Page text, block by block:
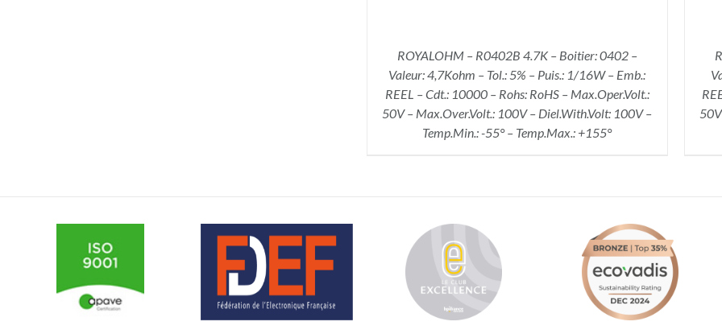
ROYALOHM – R0402B 4.7K – Boitier: 0402 –
Valeur: 4,7Kohm – Tol.: 5% – Puis.: 1/16W – Emb.:
REEL – Cdt.: 10000 – Rohs: RoHS – Max.Oper.Volt.:
50V – Max.Over.Volt.: 100V – Diel.With.Volt: 100V –
Temp.Min.: -55° – Temp.Max.: +155°